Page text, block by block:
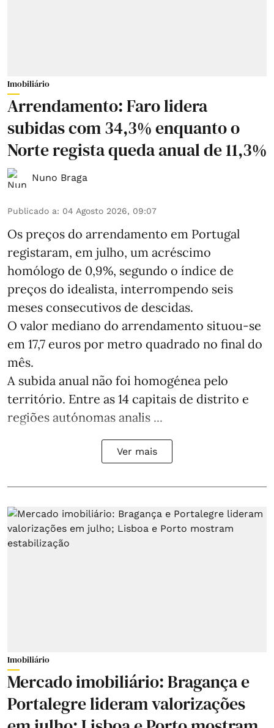
Imobiliário
Arrendamento: Faro lidera
subidas com 34,3% enquanto o
Norte regista queda anual de 11,3%
Nuno Braga
Publicado a: 04 Agosto 2026, 09:07
Os preços do arrendamento em Portugal
registaram, em julho, um acréscimo
homólogo de 0,9%, segundo o índice de
preços do idealista, interrompendo seis
meses consecutivos de descidas.
O valor mediano do arrendamento situou‑se
em 17,7 euros por metro quadrado no final do
mês.
A subida anual não foi homogénea pelo
território. Entre as 14 capitais de distrito e
regiões autónomas analis ...
Ver mais
Imobiliário
Mercado imobiliário: Bragança e
Portalegre lideram valorizações